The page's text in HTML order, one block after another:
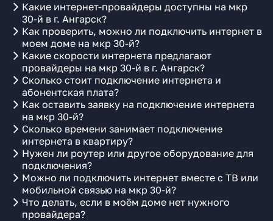
Какие интернет-провайдеры доступны на мкр
30-й в г. Ангарск?
Как проверить, можно ли подключить интернет в
моем доме на мкр 30-й?
Какие скорости интернета предлагают
провайдеры на мкр 30-й в г. Ангарск?
Сколько стоит подключение интернета и
абонентская плата?
Как оставить заявку на подключение интернета
на мкр 30-й?
Сколько времени занимает подключение
интернета в квартиру?
Нужен ли роутер или другое оборудование для
подключения?
Можно ли подключить интернет вместе с ТВ или
мобильной связью на мкр 30-й?
Что делать, если в моём доме нет нужного
провайдера?